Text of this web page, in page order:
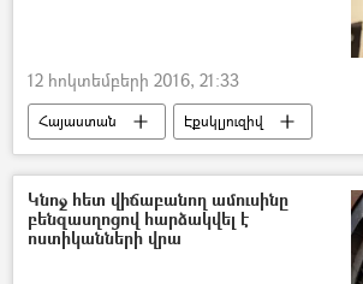
12 հոկտեմբերի 2016, 21:33
Հայաստան Էքսկլյուզիվ
Կնոջ հետ վիճաբանող ամուսինը
բենզասղոցով հարձակվել է
ոստիկանների վրա